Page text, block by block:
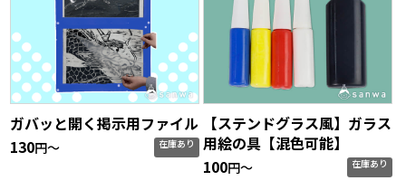
ガバッと開く掲示用ファイル
130円〜 在庫あり
【ステンドグラス風】ガラス
用絵の具【混色可能】
100円〜 在庫あり